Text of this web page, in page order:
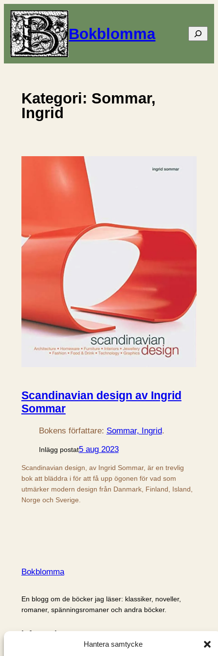
Hantera samtycke
Hoppa
till
innehåll
Bokblomma Sök
Kategori: Sommar,
Ingrid
Scandinavian design av Ingrid
Sommar
Bokens författare: Sommar, Ingrid.
Inlägg postat5 aug 2023
Scandinavian design, av Ingrid Sommar, är en trevlig
bok att bläddra i för att få upp ögonen för vad som
utmärker modern design från Danmark, Finland, Island,
Norge och Sverige.
Bokblomma
En blogg om de böcker jag läser: klassiker, noveller,
romaner, spänningsromaner och andra böcker.
Information